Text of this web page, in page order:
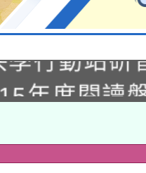
度第2次
公告(無人
年度閱讀